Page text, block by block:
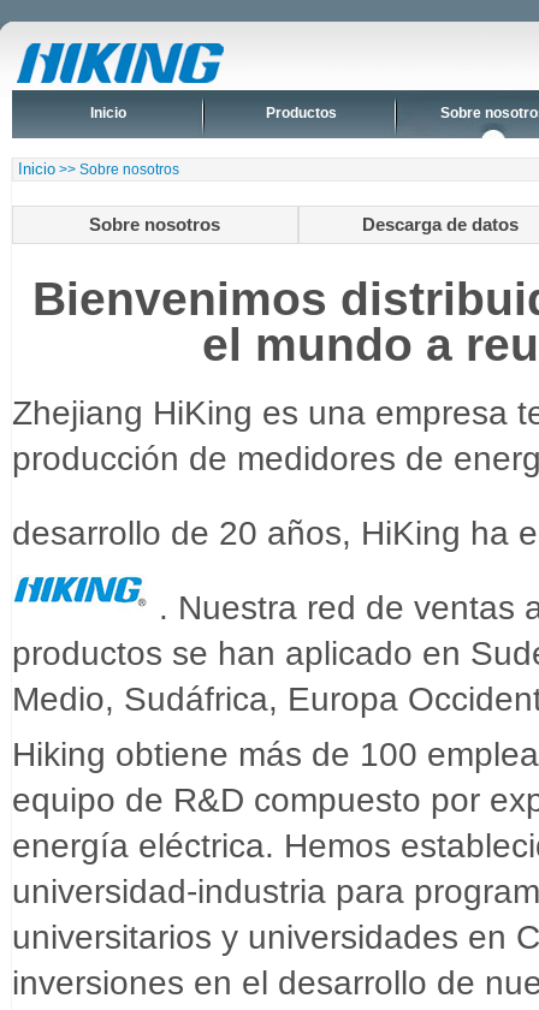
Inicio Productos Sobre
Inicio >> Sobre nosotros
Sobre nosotros Descarga de datos
Bienvenimos
el mundo a
Zhejiang HiKing es una empresa
producción de medidores de
desarrollo de 20 años, HiKing ha
. Nuestra red de ventas
productos se han aplicado en
Medio, Sudáfrica, Europa
Hiking obtiene más de 100
equipo de R&D compuesto por
energía eléctrica. Hemos
universidad-industria para
universitarios y universidades en
inversiones en el desarrollo de